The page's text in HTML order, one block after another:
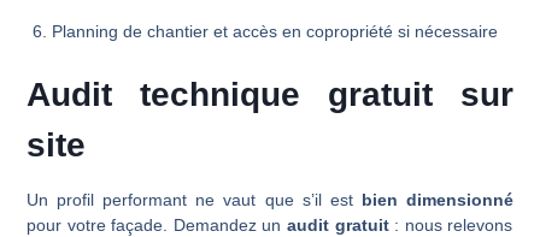
Planning de chantier et accès en copropriété si nécessaire
Audit technique gratuit sur
site
Un profil performant ne vaut que s’il est bien dimensionné
pour votre façade. Demandez un audit gratuit: nous relevons